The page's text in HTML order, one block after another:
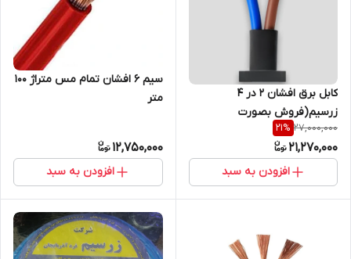
کابل برق افشان 2 در 4
زرسیم(فروش بصورت
حلقه100متری)
27,000,000
21%
21,270,000
افزودن به سبد
سیم 6 افشان تمام مس متراژ 100
متر
12,750,000
افزودن به سبد